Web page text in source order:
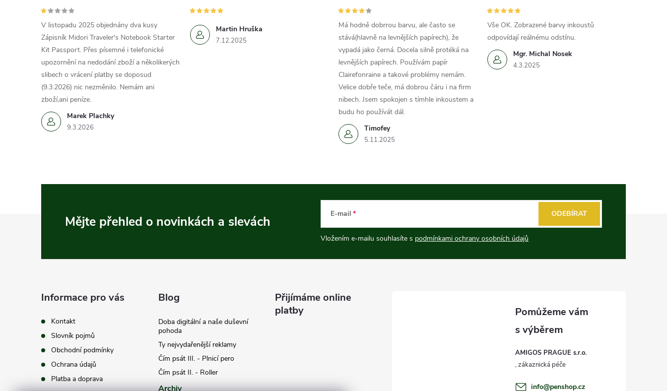
Marek Plachky
9.3.2026
V listopadu 2025 objednány dva kusy
Zápisník Midori Traveler's Notebook Starter
Kit Passport. Přes písemné i telefonické
upozornění na nedodání zboží a několikerých
slibech o vrácení platby se doposud
(9.3.2026) nic nezměnilo. Nemám ani
zboží,ani peníze.
Martin Hruška
7.12.2025
Timofey
5.11.2025
Má hodně dobrrou barvu, ale často se
stává(hlavně na levnějších papírech), že
vypadá jako černá. Docela silně protéká na
levnějších papírech. Používám papír
Clairefonraine a takové problémy nemám.
Velice dobře teče, má dobrou čáru i na firm
nibech. Jsem spokojen s tímhle inkoustem a
budu ho používát dál.
Mgr. Michal Nosek
4.3.2025
Vše OK. Zobrazené barvy inkoustů
odpovídají reálnému odstínu.
Mějte přehled o novinkách a slevách E-mail
Vložením e-mailu souhlasíte s podmínkami ochrany osobních údajů
ODEBÍRAT
Informace pro vás
Kontakt
Slovník pojmů
Obchodní podmínky
Ochrana údajů
Platba a doprava
Blog
Doba digitální a naše duševní
pohoda
Ty nejvydařenější reklamy
Čím psát III. - Plnicí pero
Čím psát II. - Roller
Archiv
Přijímáme online
platby
AMIGOS PRAGUE s.r.o.
info@penshop.cz